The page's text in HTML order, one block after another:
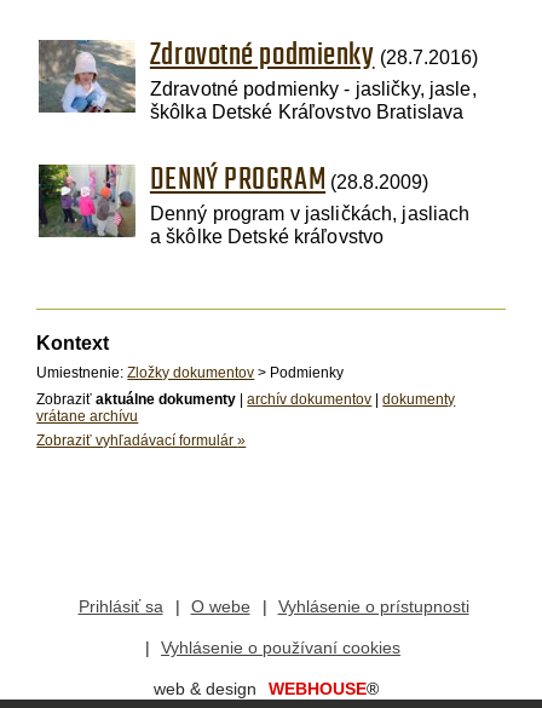
Zdravotné podmienky (28.7.2016)
Zdravotné podmienky - jasličky, jasle,
škôlka Detské Kráľovstvo Bratislava
DENNÝ PROGRAM (28.8.2009)
Denný program v jasličkách, jasliach
a škôlke Detské kráľovstvo
Kontext
Umiestnenie:Zložky dokumentov > Podmienky
Zobraziťaktuálne dokumenty |archív dokumentov |dokumenty
vrátane archívu
Zobraziť vyhľadávací formulár»
Prihlásiť sa O webe Vyhlásenie o prístupnosti
Vyhlásenie o používaní cookies
web & design WEBHOUSE®